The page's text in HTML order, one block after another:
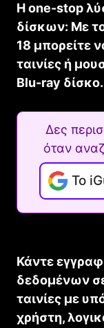
Η one-stop
δίσκων: Με
18 μπορείτε
ταινίες ή
Blu-ray δίσκο.
Δες
όταν
Το
Κάντε
δεδομένων
ταινίες με
χρήστη,